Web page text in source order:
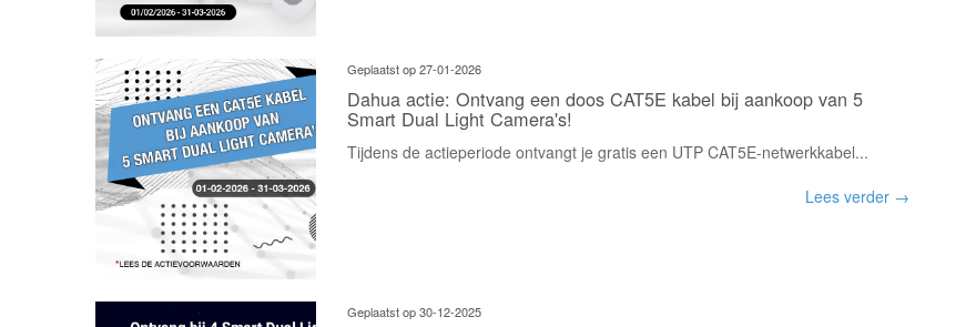
Geplaatst op 27-01-2026
Dahua actie: Ontvang een doos CAT5E kabel bij aankoop van 5
Smart Dual Light Camera's!
Tijdens de actieperiode ontvangt je gratis een UTP CAT5E-netwerkkabel...
Lees verder →
Geplaatst op 30-12-2025